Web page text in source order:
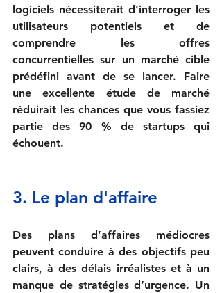
logiciels nécessiterait d’interroger les
utilisateurs potentiels et de
comprendre les offres
concurrentielles sur un marché cible
prédéfini avant de se lancer. Faire
une excellente étude de marché
réduirait les chances que vous fassiez
partie des 90 % de startups qui
échouent.
3. Le plan d'affaire
Des plans d’affaires médiocres
peuvent conduire à des objectifs peu
clairs, à des délais irréalistes et à un
manque de stratégies d’urgence. Un